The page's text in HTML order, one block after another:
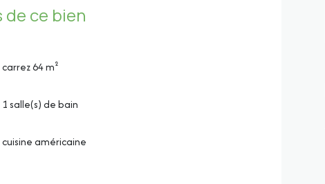
ce bien
carrez 64 m²
1 salle(s) de bain
cuisine américaine